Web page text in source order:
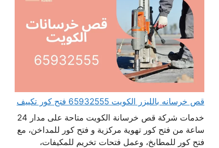
قص خرسانه بالليزر الكويت 65932555 فتح كور تكييف
خدمات شركة قص خرسانة الكويت متاحة على مدار 24
ساعة من فتح كور تهوية مركزية و فتح كور للمداخن، مع
فتح كور للمطابخ، وعمل فتحات تخريم للمكيفات،